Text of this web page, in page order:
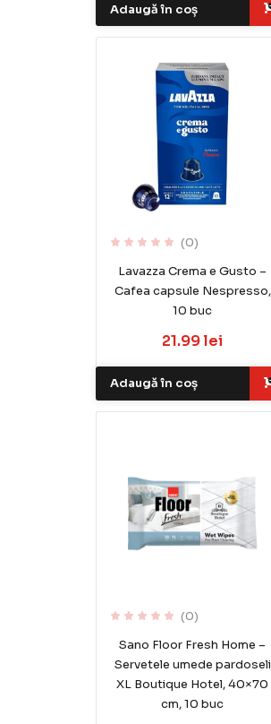
Adaugă în coș
(0)
Lavazza Crema e Gusto –
Cafea capsule Nespresso,
10 buc
21.99 lei
Adaugă în coș
(0)
Sano Floor Fresh Home –
Servetele umede pardoseli
XL Boutique Hotel, 40×70
cm, 10 buc